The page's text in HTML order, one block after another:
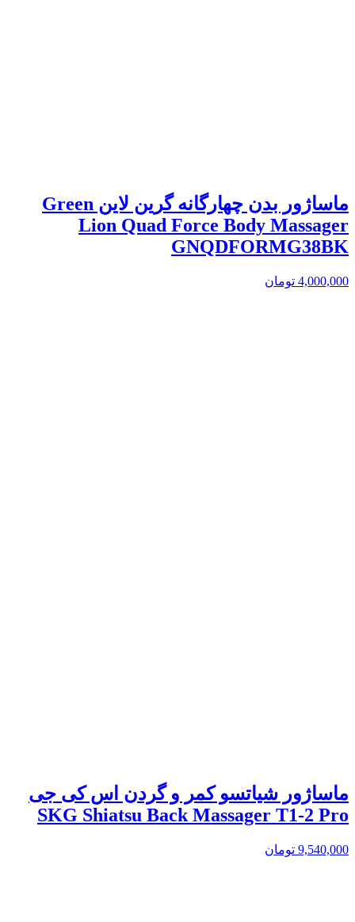
ماساژور بدن چهارگانه گرین لاین Green
Lion Quad Force Body Massager
GNQDFORMG38BK
4,000,000 تومان
ماساژور شیاتسو کمر و گردن اس کی جی
SKG Shiatsu Back Massager T1-2 Pro
9,540,000 تومان